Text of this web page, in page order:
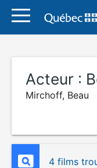
Acteur :
Mirchoff, Beau
4 films